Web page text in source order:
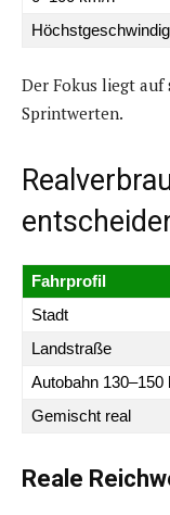
Der Fokus liegt auf
Sprintwerten.
Fahrprofil
Stadt
Landstraße
Autobahn 130–150
Gemischt real
Reale